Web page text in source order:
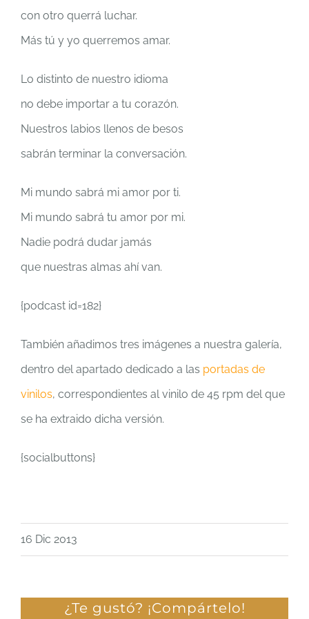
con otro querrá luchar.
Más tú y yo querremos amar.
Lo distinto de nuestro idioma
no debe importar a tu corazón.
Nuestros labios llenos de besos
sabrán terminar la conversación.
Mi mundo sabrá mi amor por ti.
Mi mundo sabrá tu amor por mi.
Nadie podrá dudar jamás
que nuestras almas ahí van.
{podcast id=182}
También añadimos tres imágenes a nuestra galería,
dentro del apartado dedicado a las portadas de
vinilos, correspondientes al vinilo de 45 rpm del que
se ha extraido dicha versión.
{socialbuttons}
16 Dic 2013
¿Te gustó? ¡Compártelo!